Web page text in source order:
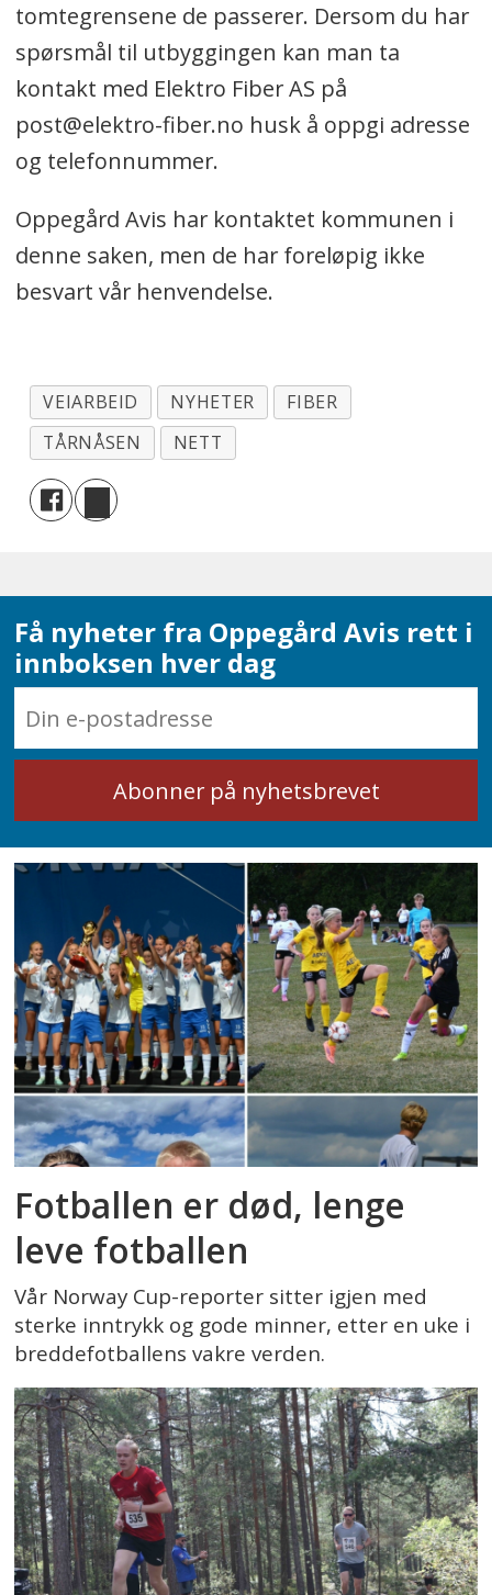
tomtegrensene de passerer. Dersom du har
spørsmål til utbyggingen kan man ta
kontakt med Elektro Fiber AS på
post@elektro-fiber.no husk å oppgi adresse
og telefonnummer.
Oppegård Avis har kontaktet kommunen i
denne saken, men de har foreløpig ikke
besvart vår henvendelse.
VEIARBEID NYHETER
FIBER
TÅRNÅSEN
NETT
Få nyheter fra Oppegård Avis rett i
innboksen hver dag
Fotballen er død, lenge
leve fotballen
Vår Norway Cup-reporter sitter igjen med
sterke inntrykk og gode minner, etter en uke i
breddefotballens vakre verden.